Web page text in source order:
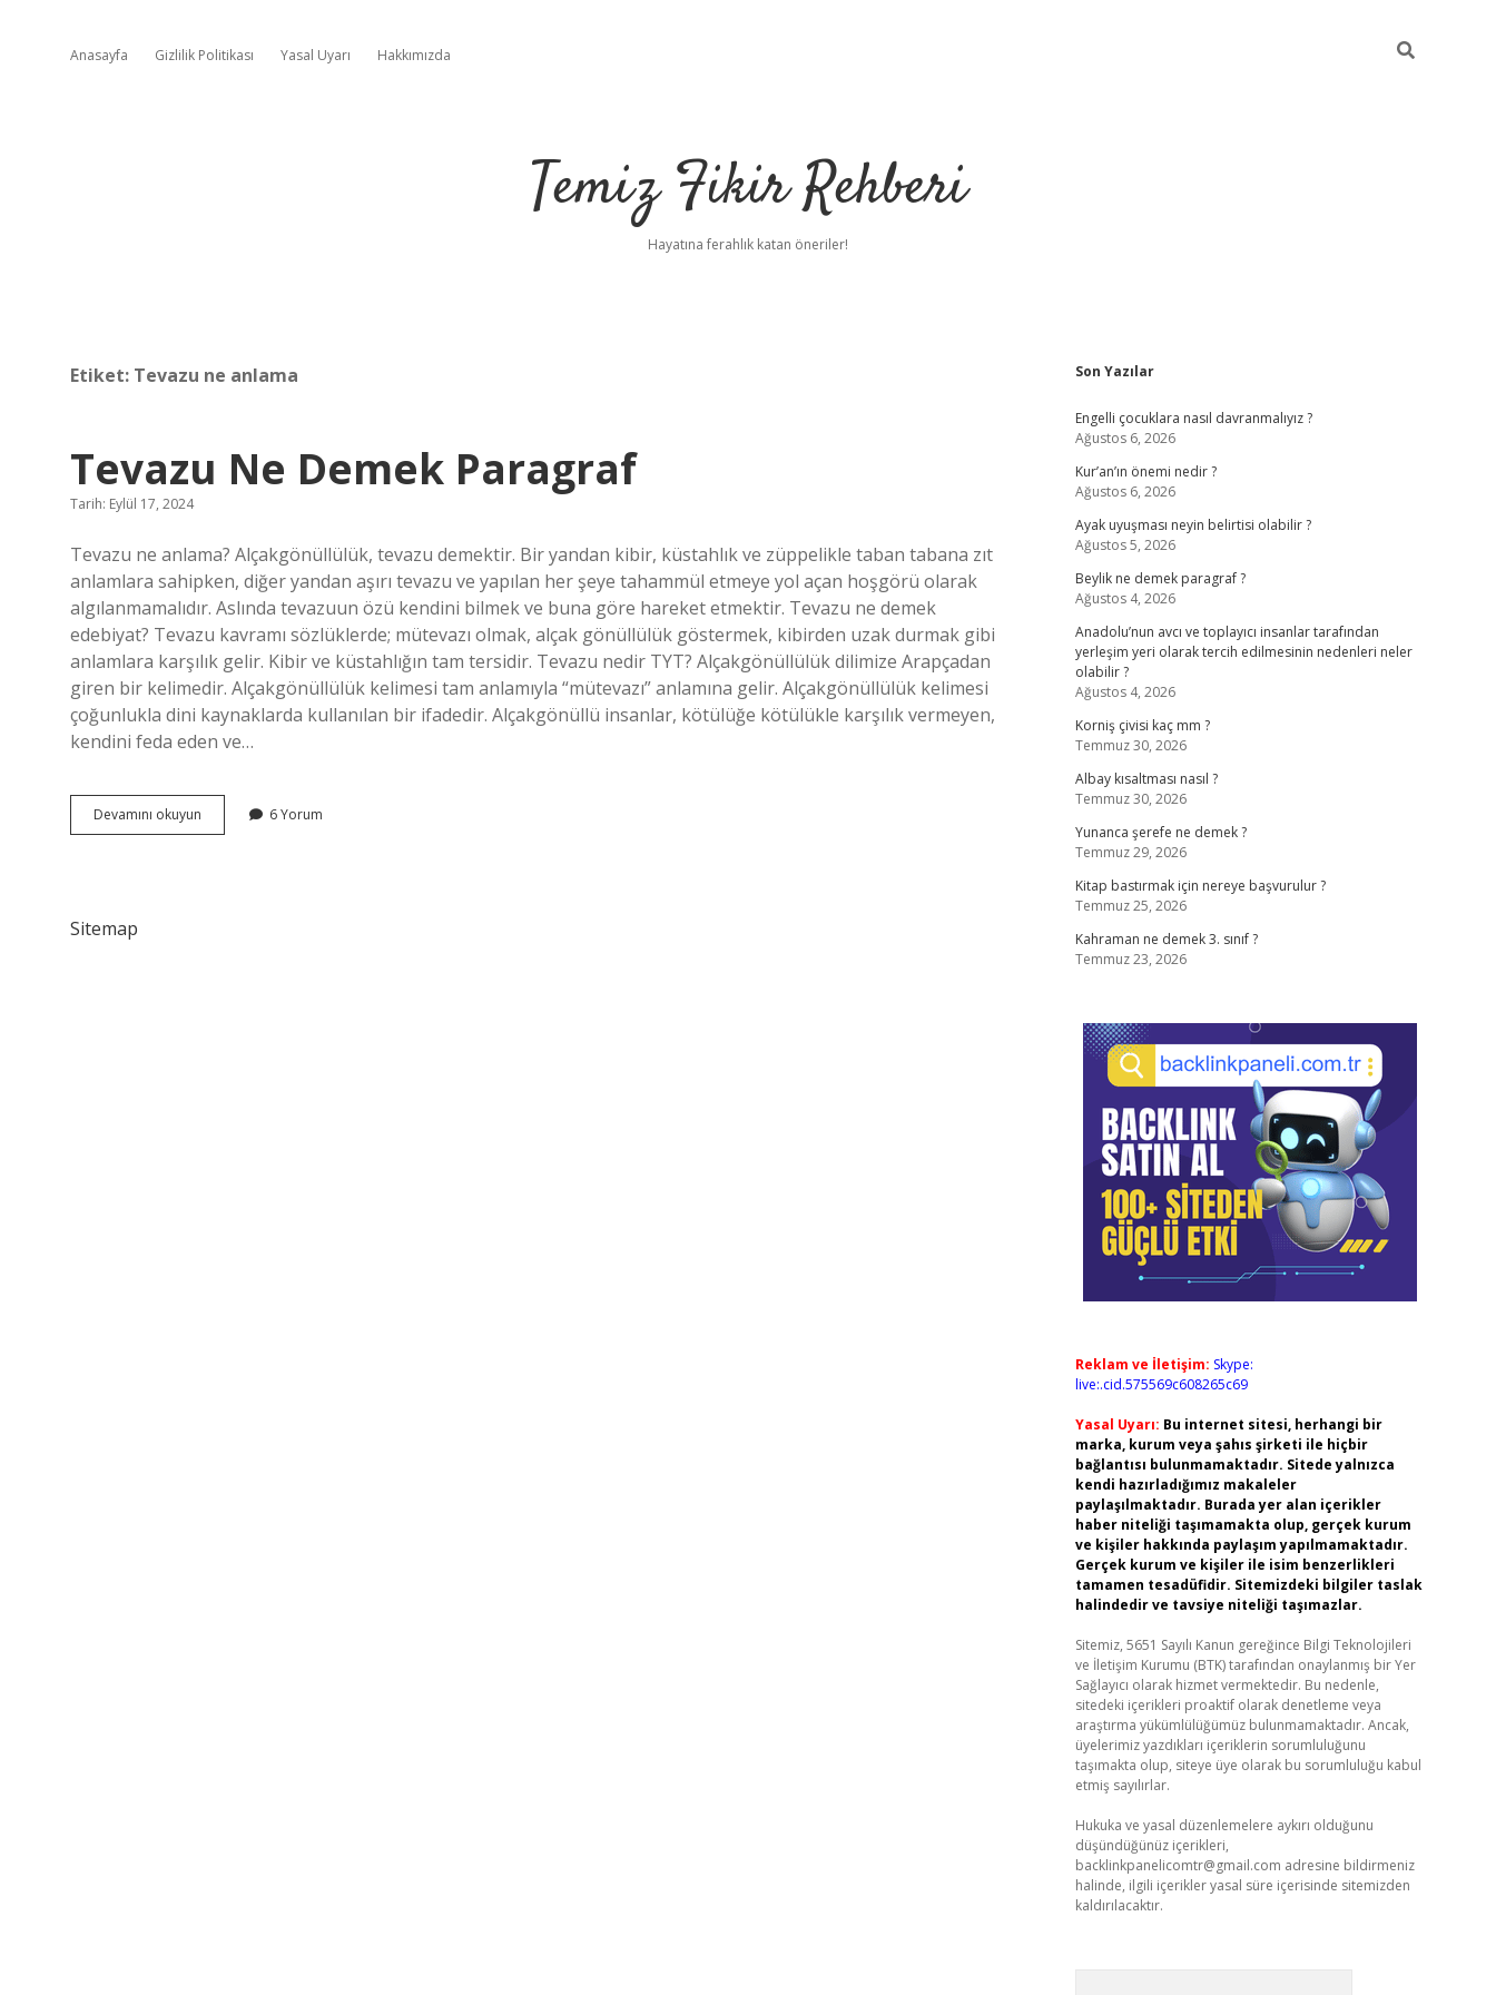
Anasayfa Gizlilik Politikası Yasal Uyarı Hakkımızda
Temiz Fikir Rehberi
Hayatına ferahlık katan öneriler!
Etiket: Tevazu ne anlama
Tevazu Ne Demek Paragraf
Tarih: Eylül 17, 2024
Tevazu ne anlama? Alçakgönüllülük, tevazu demektir. Bir yandan kibir, küstahlık ve züppelikle taban tabana zıt
anlamlara sahipken, diğer yandan aşırı tevazu ve yapılan her şeye tahammül etmeye yol açan hoşgörü olarak
algılanmamalıdır. Aslında tevazuun özü kendini bilmek ve buna göre hareket etmektir. Tevazu ne demek
edebiyat? Tevazu kavramı sözlüklerde; mütevazı olmak, alçak gönüllülük göstermek, kibirden uzak durmak gibi
anlamlara karşılık gelir. Kibir ve küstahlığın tam tersidir. Tevazu nedir TYT? Alçakgönüllülük dilimize Arapçadan
giren bir kelimedir. Alçakgönüllülük kelimesi tam anlamıyla “mütevazı” anlamına gelir. Alçakgönüllülük kelimesi
çoğunlukla dini kaynaklarda kullanılan bir ifadedir. Alçakgönüllü insanlar, kötülüğe kötülükle karşılık vermeyen,
kendini feda eden ve…
Devamını okuyun
Ne
6 Yorum
Sitemap
Sidebar
Son Yazılar
Engelli çocuklara nasıl davranmalıyız ?
Ağustos 6, 2026
Kur’an’ın önemi nedir ?
Ağustos 6, 2026
Ayak uyuşması neyin belirtisi olabilir ?
Ağustos 5, 2026
Beylik ne demek paragraf ?
Ağustos 4, 2026
Anadolu’nun avcı ve toplayıcı insanlar tarafından
yerleşim yeri olarak tercih edilmesinin nedenleri neler
olabilir ?
Ağustos 4, 2026
Korniş çivisi kaç mm ?
Temmuz 30, 2026
Albay kısaltması nasıl ?
Temmuz 30, 2026
Yunanca şerefe ne demek ?
Temmuz 29, 2026
Kitap bastırmak için nereye başvurulur ?
Temmuz 25, 2026
Kahraman ne demek 3. sınıf ?
Temmuz 23, 2026
Reklam ve İletişim: Skype:
live:.cid.575569c608265c69
Yasal Uyarı: Bu internet sitesi, herhangi bir
marka, kurum veya şahıs şirketi ile hiçbir
bağlantısı bulunmamaktadır. Sitede yalnızca
kendi hazırladığımız makaleler
paylaşılmaktadır. Burada yer alan içerikler
haber niteliği taşımamakta olup, gerçek kurum
ve kişiler hakkında paylaşım yapılmamaktadır.
Gerçek kurum ve kişiler ile isim benzerlikleri
tamamen tesadüfidir. Sitemizdeki bilgiler taslak
halindedir ve tavsiye niteliği taşımazlar.
Sitemiz, 5651 Sayılı Kanun gereğince Bilgi Teknolojileri
ve İletişim Kurumu (BTK) tarafından onaylanmış bir Yer
Sağlayıcı olarak hizmet vermektedir. Bu nedenle,
sitedeki içerikleri proaktif olarak denetleme veya
araştırma yükümlülüğümüz bulunmamaktadır. Ancak,
üyelerimiz yazdıkları içeriklerin sorumluluğunu
taşımakta olup, siteye üye olarak bu sorumluluğu kabul
etmiş sayılırlar.
Hukuka ve yasal düzenlemelere aykırı olduğunu
düşündüğünüz içerikleri,
backlinkpanelicomtr@gmail.com adresine bildirmeniz
halinde, ilgili içerikler yasal süre içerisinde sitemizden
kaldırılacaktır.